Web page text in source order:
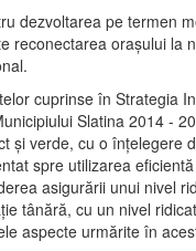
dezvoltarea pe termen
reconectarea oraşului la
cuprinse în Strategia
Slatina 2014 -
şi verde, cu o înţelegere
spre utilizarea
asigurării unui nivel
tânără, cu un nivel
aspecte urmărite în